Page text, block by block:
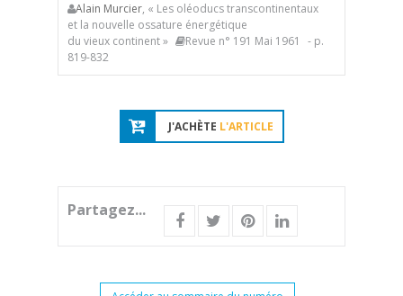
Alain Murcier, « Les oléoducs transcontinentaux
et la nouvelle ossature énergétique
du vieux continent »
Revue n° 191 Mai 1961
- p.
819-832
J'ACHÈTE L'ARTICLE
Partagez...